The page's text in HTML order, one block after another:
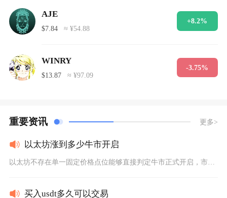
AJE
$7.84 ≈ ¥54.88
+8.2%
WINRY
$13.87 ≈ ¥97.09
-3.75%
重要资讯 更多>
以太坊涨到多少牛市开启
买入usdt多久可以交易